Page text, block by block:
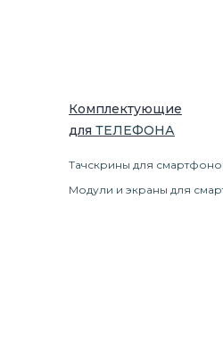
Комплектующие
для ТЕЛЕФОНА
Тачскрины для
Модули и экраны для